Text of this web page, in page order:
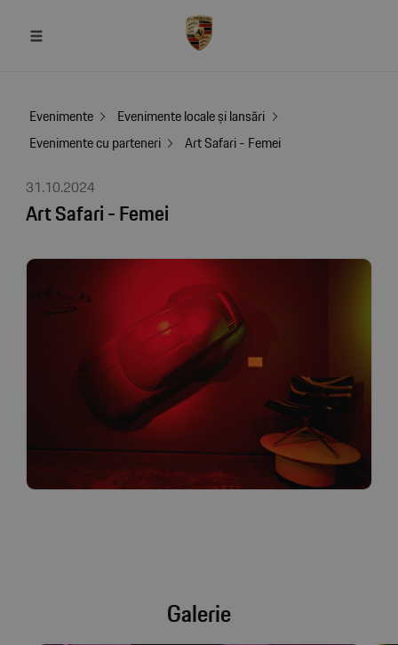
Evenimente
Evenimente locale și lansări
Evenimente cu parteneri
Art Safari - Femei
31.10.2024
Art Safari - Femei
Galerie